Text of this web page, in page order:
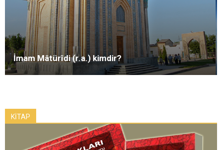
İmam Mâtürîdi (r.a.) kimdir?
KİTAP